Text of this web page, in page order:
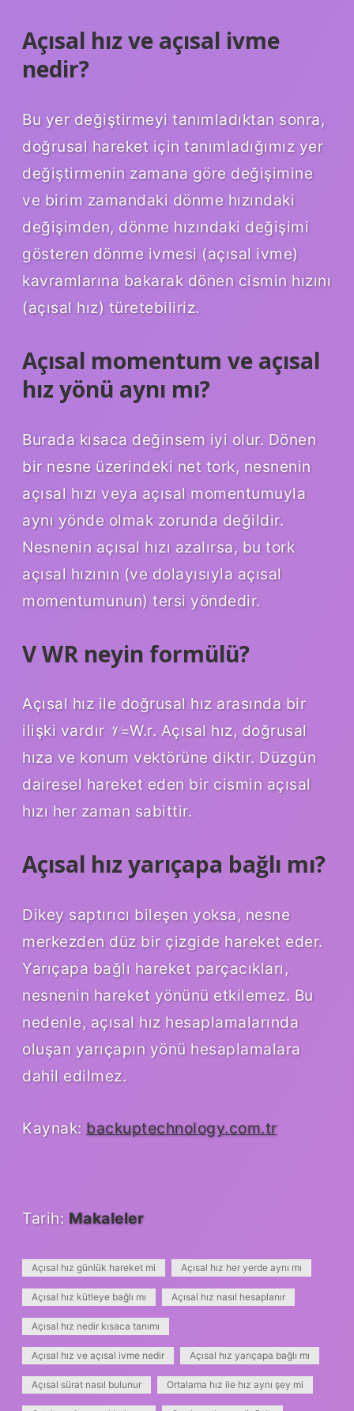
Açısal hız ve açısal ivme
nedir?
Bu yer değiştirmeyi tanımladıktan sonra,
doğrusal hareket için tanımladığımız yer
değiştirmenin zamana göre değişimine
ve birim zamandaki dönme hızındaki
değişimden, dönme hızındaki değişimi
gösteren dönme ivmesi (açısal ivme)
kavramlarına bakarak dönen cismin hızını
(açısal hız) türetebiliriz.
Açısal momentum ve açısal
hız yönü aynı mı?
Burada kısaca değinsem iyi olur. Dönen
bir nesne üzerindeki net tork, nesnenin
açısal hızı veya açısal momentumuyla
aynı yönde olmak zorunda değildir.
Nesnenin açısal hızı azalırsa, bu tork
açısal hızının (ve dolayısıyla açısal
momentumunun) tersi yöndedir.
V WR neyin formülü?
Açısal hız ile doğrusal hız arasında bir
ilişki vardır 𝒱=W.r. Açısal hız, doğrusal
hıza ve konum vektörüne diktir. Düzgün
dairesel hareket eden bir cismin açısal
hızı her zaman sabittir.
Açısal hız yarıçapa bağlı mı?
Dikey saptırıcı bileşen yoksa, nesne
merkezden düz bir çizgide hareket eder.
Yarıçapa bağlı hareket parçacıkları,
nesnenin hareket yönünü etkilemez. Bu
nedenle, açısal hız hesaplamalarında
oluşan yarıçapın yönü hesaplamalara
dahil edilmez.
Kaynak: backuptechnology.com.tr
Tarih: Makaleler
Açısal hız günlük hareket mi Açısal hız her yerde aynı mı
Açısal hız kütleye bağlı mı Açısal hız nasıl hesaplanır
Açısal hız nedir kısaca tanımı
Açısal hız ve açısal ivme nedir Açısal hız yarıçapa bağlı mı
Açısal sürat nasıl bulunur Ortalama hız ile hız aynı şey mi